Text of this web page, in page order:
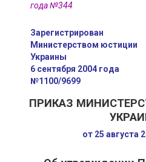
года №344
Зарегистрирован
Министерством юстиции
Украины
6 сентября 2004 года
№1100/9699
ПРИКАЗ
от 25 августа